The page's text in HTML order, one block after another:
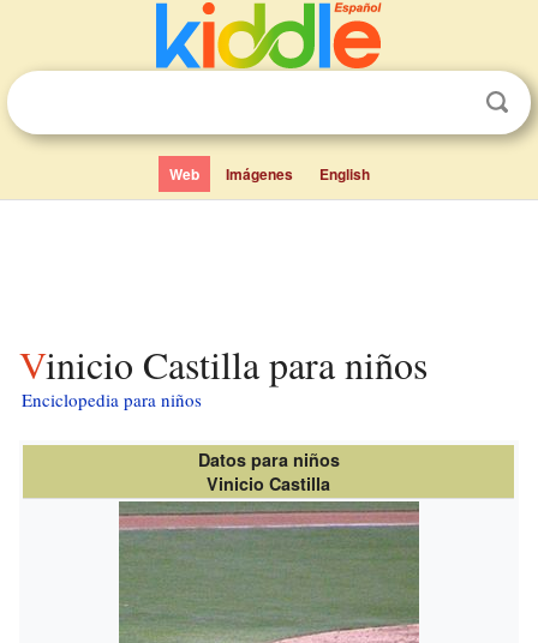
Web Imágenes English
Vinicio Castilla para niños
Enciclopedia para niños
Datos para niños
Vinicio Castilla